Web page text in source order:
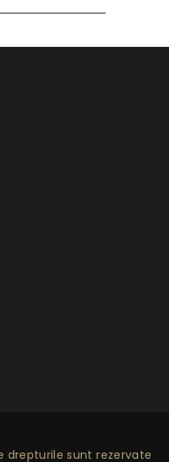
drepturile sunt rezervate